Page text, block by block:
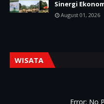
Sinergi
August 01, 2026
WISATA
Error: No